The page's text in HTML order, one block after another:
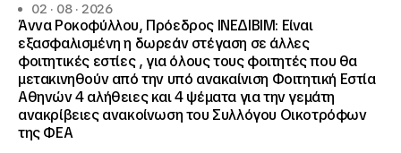
02 · 08 · 2026
Άννα Ροκοφύλλου, Πρόεδρος ΙΝΕΔΙΒΙΜ: Είναι
εξασφαλισμένη η δωρεάν στέγαση σε άλλες
φοιτητικές εστίες , για όλους τους φοιτητές που θα
μετακινηθούν από την υπό ανακαίνιση Φοιτητική Εστία
Αθηνών 4 αλήθειες και 4 ψέματα για την γεμάτη
ανακρίβειες ανακοίνωση του Συλλόγου Οικοτρόφων
της ΦΕΑ